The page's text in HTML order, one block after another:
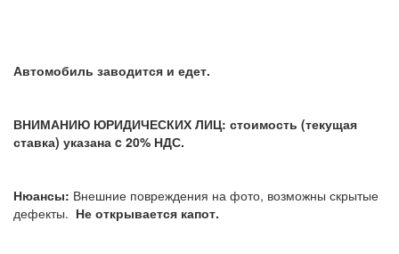
Автомобиль заводится и едет.
ВНИМАНИЮ ЮРИДИЧЕСКИХ ЛИЦ: стоимость (текущая
ставка) указана c 20% НДС.
Нюансы: Внешние повреждения на фото, возможны скрытые
дефекты. Не открывается капот.